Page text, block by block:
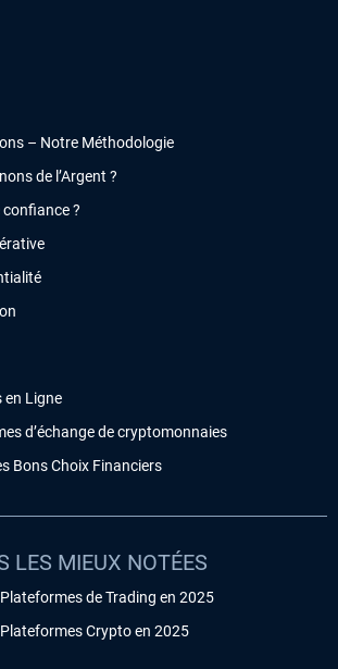
– Notre Méthodologie
de l’Argent ?
?
en Ligne
d’échange de cryptomonnaies
Bons Choix Financiers
LES MIEUX NOTÉES
de Trading en 2025
Crypto en 2025